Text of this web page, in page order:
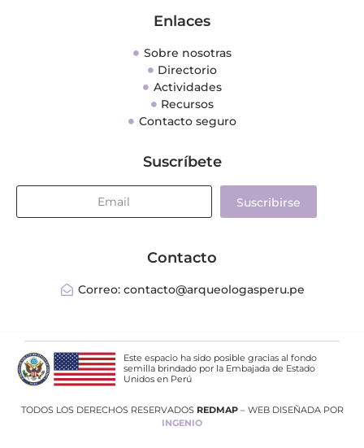
Enlaces
Sobre nosotras
Directorio
Actividades
Recursos
Contacto seguro
Suscríbete
Suscribirse
Contacto
Correo: contacto@arqueologasperu.pe
Este espacio ha sido posible gracias al fondo
semilla brindado por la Embajada de Estado
Unidos en Perú
TODOS LOS DERECHOS RESERVADOS REDMAP– WEB DISEÑADA POR
INGENIO